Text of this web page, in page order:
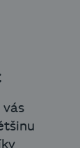
vás